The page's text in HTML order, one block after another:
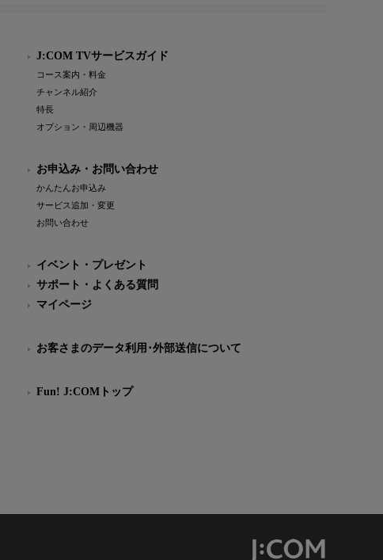
J:COM TVサービスガイド
コース案内・料金
チャンネル紹介
特長
オプション・周辺機器
お申込み・お問い合わせ
かんたんお申込み
サービス追加・変更
お問い合わせ
イベント・プレゼント
サポート・よくある質問
マイページ
お客さまのデータ利用･外部送信について
Fun! J:COMトップ